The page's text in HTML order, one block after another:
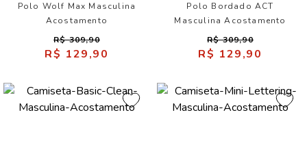
Polo Wolf Max Masculina
Acostamento
R$ 309,90
R$ 129,90
Polo Bordado ACT
Masculina Acostamento
R$ 309,90
R$ 129,90